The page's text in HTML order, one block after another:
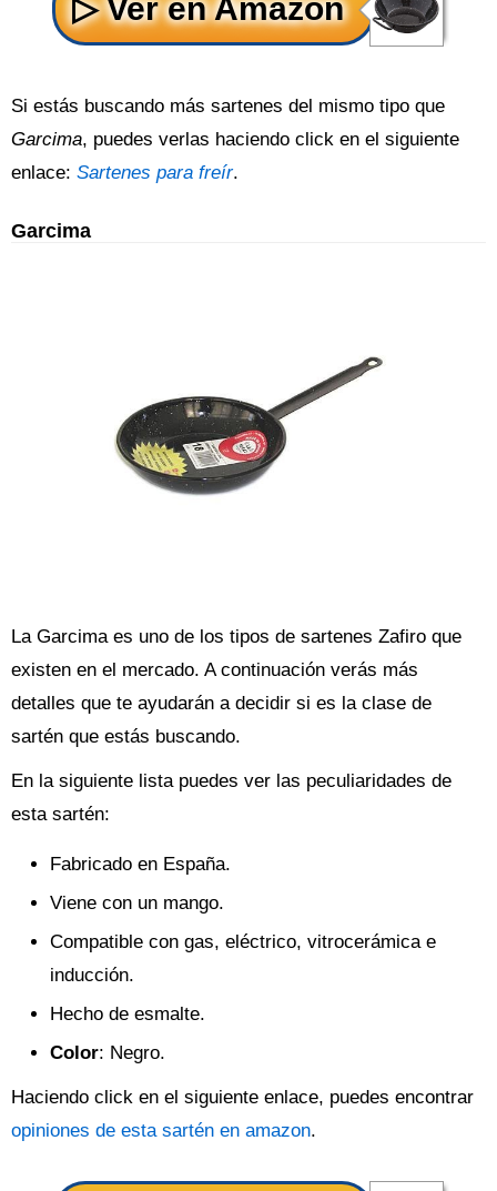
Si estás buscando más sartenes del mismo tipo que
Garcima, puedes verlas haciendo click en el siguiente
enlace: Sartenes para freír.
Garcima
La Garcima es uno de los tipos de sartenes Zafiro que
existen en el mercado. A continuación verás más
detalles que te ayudarán a decidir si es la clase de
sartén que estás buscando.
En la siguiente lista puedes ver las peculiaridades de
esta sartén:
Fabricado en España.
Viene con un mango.
Compatible con gas, eléctrico, vitrocerámica e
inducción.
Hecho de esmalte.
Color: Negro.
Haciendo click en el siguiente enlace, puedes encontrar
opiniones de esta sartén en amazon.